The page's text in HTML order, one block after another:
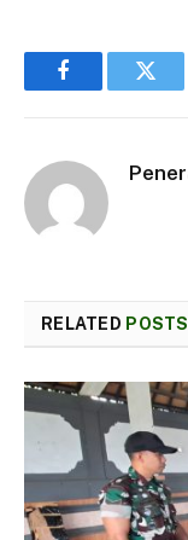
Facebook
RELATED POSTS